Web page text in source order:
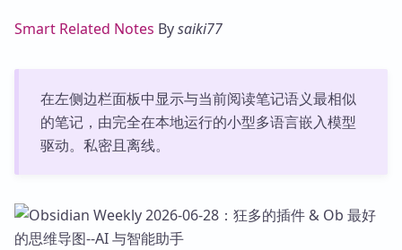
Smart Related Notes Bysaiki77
在左侧边栏面板中显示与当前阅读笔记语义最相似
的笔记，由完全在本地运行的小型多语言嵌入模型
驱动。私密且离线。